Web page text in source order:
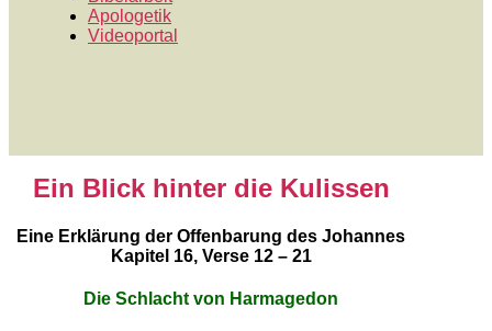
Apologetik
Videoportal
Ein Blick hinter die Kulissen
Eine Erklärung der Offenbarung des Johannes
Kapitel 16, Verse 12 – 21
Die Schlacht von Harmagedon